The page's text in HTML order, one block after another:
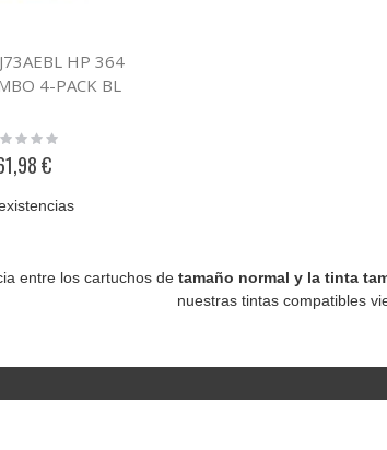
HP 364
4-PACK BL
€
entre los cartuchos detamaño normal y la tinta
nuestras tintas compatibles